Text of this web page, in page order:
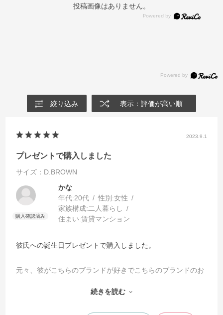
投稿画像はありません。
絞り込み 表示：評価が高い順
2023.9.1
プレゼントで購入しました
サイズ：D.BROWN
かな
年代:20代 性別:女性
家族構成:二人暮らし
住まい:賃貸マンション
彼氏への誕生日プレゼントで購入しました。
元々、彼がこちらのブランドが好きでこちらのブランドのお
続きを読む